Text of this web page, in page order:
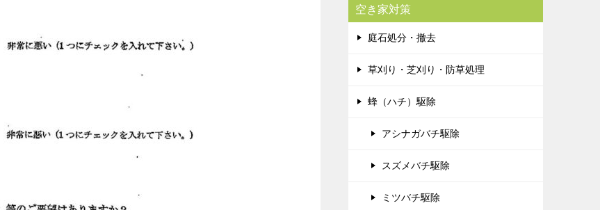
空き家対策
庭石処分・撤去
草刈り・芝刈り・防草処理
蜂（ハチ）駆除
アシナガバチ駆除
スズメバチ駆除
ミツバチ駆除